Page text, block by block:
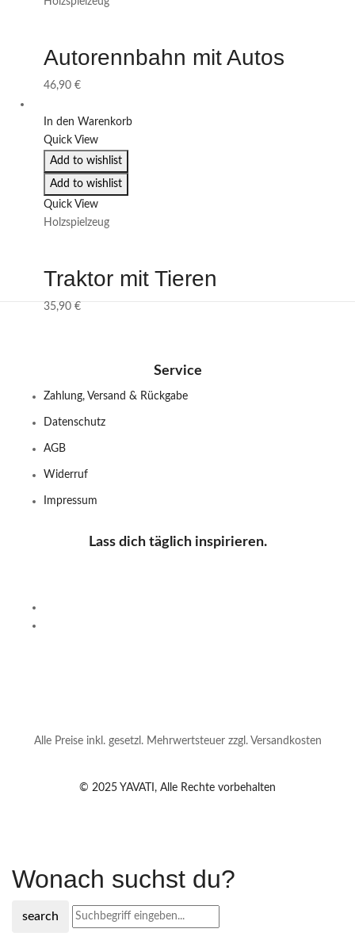
Autorennbahn mit Autos
46,90 €
In den Warenkorb
Quick View
Add to wishlist
Add to wishlist
Quick View
Holzspielzeug
Traktor mit Tieren
35,90 €
Service
Zahlung, Versand & Rückgabe
Datenschutz
AGB
Widerruf
Impressum
Lass dich täglich inspirieren.
Alle Preise inkl. gesetzl. Mehrwertsteuer zzgl. Versandkosten
© 2025 YAVATI, Alle Rechte vorbehalten
Wonach suchst du?
search